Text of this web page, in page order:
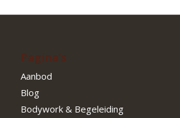
Pagina’s
Aanbod
Blog
Bodywork & Begeleiding